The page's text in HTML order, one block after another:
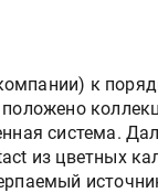
к
система.
из цветных